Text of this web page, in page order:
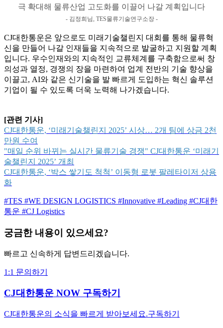
극 확대해 물류산업 고도화를 이끌어 나갈 계획입니다
- 김정희님, TES물류기술연구소장 -
CJ대한통운은 앞으로도 미래기술챌린지 대회를 통해 물류혁
신을 만들어 나갈 인재들을 지속적으로 발굴하고 지원할 계획
입니다. 우수인재와의 지속적인 교류체계를 구축함으로써 창
의성과 열정, 경쟁의 장을 마련하여 업계 전반의 기술 향상을
이끌고, AI와 같은 신기술을 발 빠르게 도입하는 혁신 솔루션
기업이 될 수 있도록 더욱 노력해 나가겠습니다.
[관련 기사]
CJ대한통운, ‘미래기술챌린지 2025’ 시상… 2개 팀에 상금 2천
만원 수여
"매일 순위 바뀌는 실시간 물류기술 경쟁" CJ대한통운 ‘미래기
술챌린지 2025’ 개최
CJ대한통운, ‘박스 쌓기도 척척’ 이동형 로봇 팔레타이저 상용
화
#TES #WE DESIGN LOGISTICS #Innovative #Leading #CJ대한
통운 #CJ Logistics
궁금한 내용이 있으세요?
빠르고 신속하게 답변드리겠습니다.
1:1 문의하기
CJ대한통운 NOW 구독하기
CJ대한통운의 소식을 빠르게 받아보세요.구독하기